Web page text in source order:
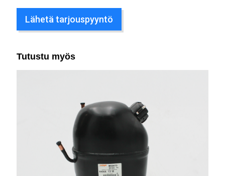
Lähetä tarjouspyyntö
Tutustu myös